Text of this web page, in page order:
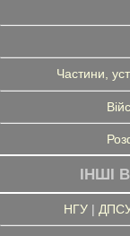
Частини,
ІНШІ
НГУ|